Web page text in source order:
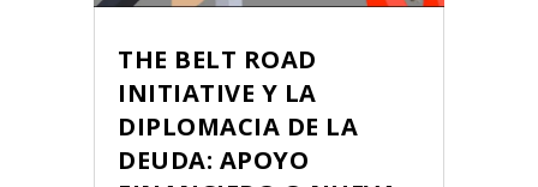
THE BELT ROAD
INITIATIVE Y LA
DIPLOMACIA DE LA
DEUDA: APOYO